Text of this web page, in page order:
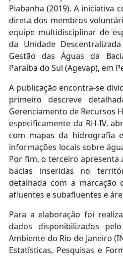
Piabanha (2019). A iniciativa
direta dos membros
equipe multidisciplinar de
da Unidade
Gestão das Águas da
Paraíba do Sul (Agevap), em
A publicação encontra-se
primeiro descreve
Gerenciamento de Recursos
especificamente da RH-IV,
com mapas da hidrografia
informações locais sobre
Por fim, o terceiro apresenta
bacias inseridas no
detalhada com a marcação
afluentes e subafluentes e
Para a elaboração foi
dados disponibilizados
Ambiente do Rio de Janeiro
Estatísticas, Pesquisas e